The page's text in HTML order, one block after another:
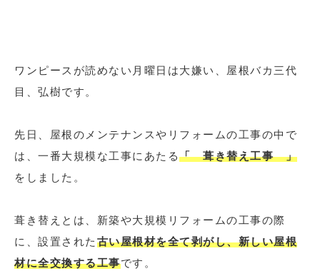
ワンピースが読めない月曜日は大嫌い、屋根バカ三代
目、弘樹です。
先日、屋根のメンテナンスやリフォームの工事の中で
は、一番大規模な工事にあたる「 葺き替え工事 」
をしました。
葺き替えとは、新築や大規模リフォームの工事の際
に、設置された 古い屋根材を全て剥がし、新しい屋根
材に全交換する工事です。